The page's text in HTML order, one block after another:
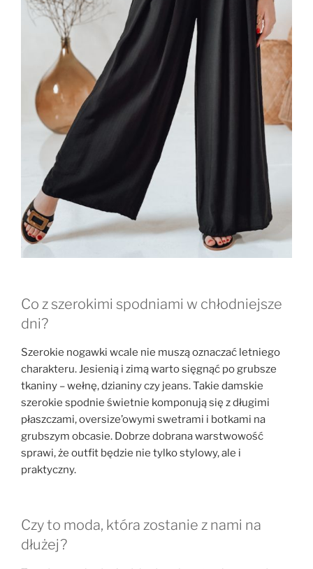
Co z szerokimi spodniami w chłodniejsze
dni?
Szerokie nogawki wcale nie muszą oznaczać letniego
charakteru. Jesienią i zimą warto sięgnąć po grubsze
tkaniny – wełnę, dzianiny czy jeans. Takie damskie
szerokie spodnie świetnie komponują się z długimi
płaszczami, oversize’owymi swetrami i botkami na
grubszym obcasie. Dobrze dobrana warstwowość
sprawi, że outfit będzie nie tylko stylowy, ale i
praktyczny.
Czy to moda, która zostanie z nami na
dłużej?